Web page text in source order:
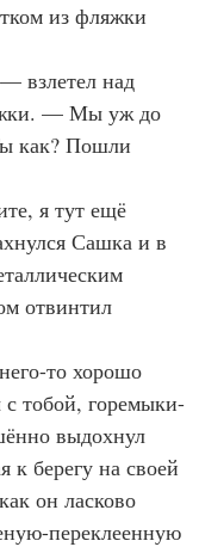
из фляжки
— Мы уж до
как? Пошли
Сашка и в
отвинтил
тобой, горемыки-
выдохнул
к берегу на своей
он ласково
переклеенную